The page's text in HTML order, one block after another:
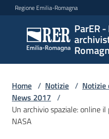
Vai al contenuto
Vai alla navigazione
Vai al footer
Regione Emilia-Romagna
ParER
ParER -
Polo
archivistico
Romagna
Polo
Home / Notizie / Notizie
News 2017 /
Un archivio spaziale: online
NASA